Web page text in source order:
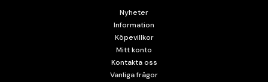
Nyheter
Information
Köpevillkor
Mitt konto
Kontakta oss
Vanliga frågor